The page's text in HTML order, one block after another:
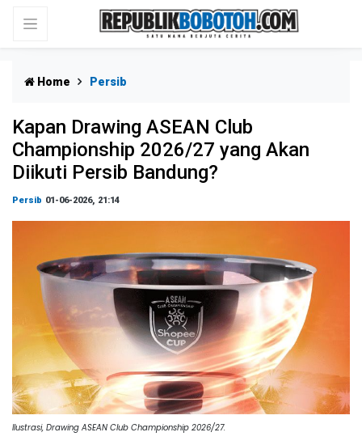
Home Persib
Kapan Drawing ASEAN Club
Championship 2026/27 yang Akan
Diikuti Persib Bandung?
Persib 01-06-2026, 21:14
Ilustrasi, Drawing ASEAN Club Championship 2026/27.